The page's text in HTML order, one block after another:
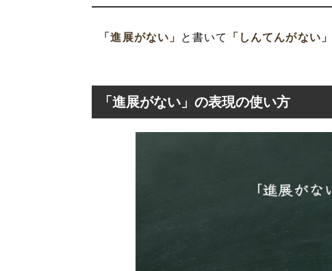
「進展がない」 と書いて 「しんてんがない」
「進展がない」の表現の使い方